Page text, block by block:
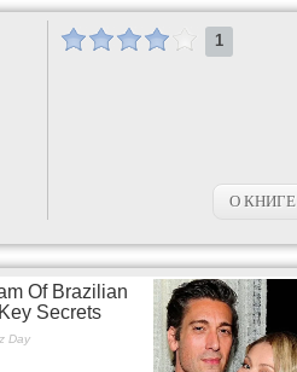
1
О КНИГЕ